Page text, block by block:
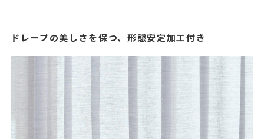
ドレープの美しさを保つ、形態安定加工付き